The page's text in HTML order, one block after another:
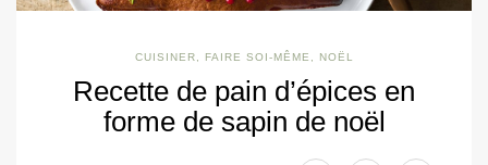
CUISINER FAIRE SOI-MÊME NOËL
Recette de pain d’épices en
forme de sapin de noël